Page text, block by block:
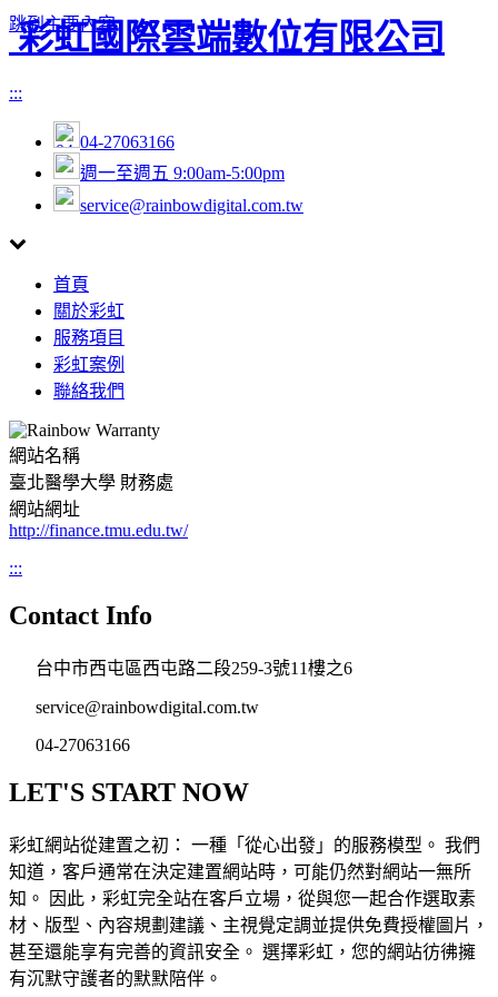
跳到主要內容
彩虹國際雲端數位有限公司
:::
04-27063166
週一至週五 9:00am-5:00pm
service@rainbowdigital.com.tw
Toggle
navigation
首頁
關於彩虹
服務項目
彩虹案例
聯絡我們
網站名稱
臺北醫學大學 財務處
網站網址
http://finance.tmu.edu.tw/
:::
Contact Info
台中市西屯區西屯路二段259-3號11樓之6
service@rainbowdigital.com.tw
04-27063166
LET'S START NOW
彩虹網站從建置之初： 一種「從心出發」的服務模型。 我們
知道，客戶通常在決定建置網站時，可能仍然對網站一無所
知。 因此，彩虹完全站在客戶立場，從與您一起合作選取素
材、版型、內容規劃建議、主視覺定調並提供免費授權圖片，
甚至還能享有完善的資訊安全。 選擇彩虹，您的網站彷彿擁
有沉默守護者的默默陪伴。